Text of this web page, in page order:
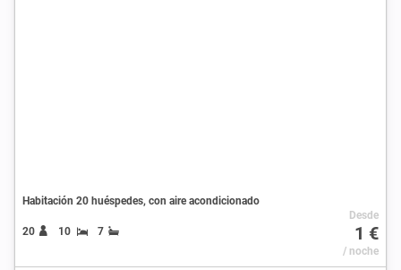
Habitación 20 huéspedes, con aire acondicionado
20 10 7
Desde
1 €
/ noche